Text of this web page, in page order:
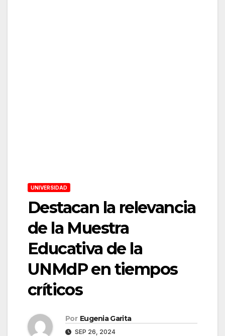
UNIVERSIDAD
Destacan la relevancia
de la Muestra
Educativa de la
UNMdP en tiempos
críticos
Por Eugenia Garita
SEP 26, 2024